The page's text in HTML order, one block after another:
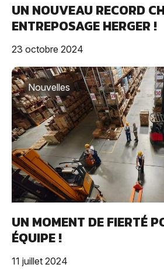
UN NOUVEAU RECORD
ENTREPOSAGE HERGER !
23 octobre 2024
Nouvelles
UN MOMENT DE FIERTÉ
ÉQUIPE !
11 juillet 2024